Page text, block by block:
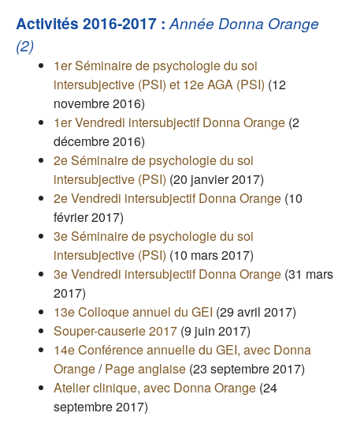
Activités 2016-2017 :Année Donna Orange
(2)
1er Séminaire de psychologie du soi
intersubjective (PSI) et 12e AGA (PSI) (12
novembre 2016)
1er Vendredi intersubjectif Donna Orange (2
décembre 2016)
2e Séminaire de psychologie du soi
intersubjective (PSI) (20 janvier 2017)
2e Vendredi intersubjectif Donna Orange (10
février 2017)
3e Séminaire de psychologie du soi
intersubjective (PSI) (10 mars 2017)
3e Vendredi intersubjectif Donna Orange (31 mars
2017)
13e Colloque annuel du GEI (29 avril 2017)
Souper-causerie 2017 (9 juin 2017)
14e Conférence annuelle du GEI, avec Donna
Orange/Page anglaise (23 septembre 2017)
Atelier clinique, avec Donna Orange (24
septembre 2017)